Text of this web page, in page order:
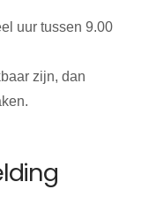
uur tussen 9.00
zijn, dan